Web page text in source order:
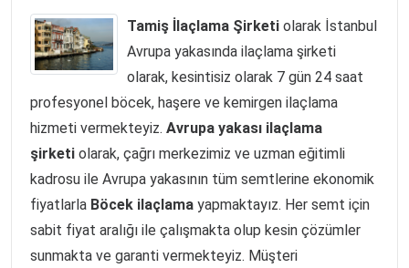
Tamiş İlaçlama Şirketiolarak İstanbul
Avrupa yakasında ilaçlama şirketi
olarak, kesintisiz olarak 7 gün 24 saat
profesyonel böcek, haşere ve kemirgen ilaçlama
hizmeti vermekteyiz. Avrupa yakası ilaçlama
şirketi olarak, çağrı merkezimiz ve uzman eğitimli
kadrosu ile Avrupa yakasının tüm semtlerine ekonomik
fiyatlarla Böcek ilaçlama yapmaktayız. Her semt için
sabit fiyat aralığı ile çalışmakta olup kesin çözümler
sunmakta ve garanti vermekteyiz. Müşteri